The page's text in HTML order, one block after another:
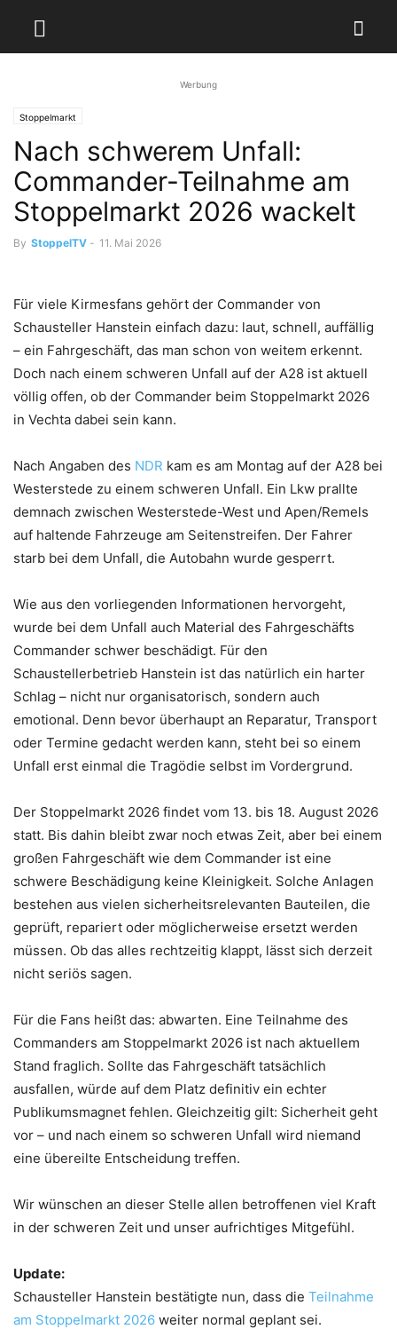
Werbung
Stoppelmarkt
Nach schwerem Unfall:
Commander-Teilnahme am
Stoppelmarkt 2026 wackelt
By StoppelTV - 11. Mai 2026
Für viele Kirmesfans gehört der Commander von
Schausteller Hanstein einfach dazu: laut, schnell, auffällig
– ein Fahrgeschäft, das man schon von weitem erkennt.
Doch nach einem schweren Unfall auf der A28 ist aktuell
völlig offen, ob der Commander beim Stoppelmarkt 2026
in Vechta dabei sein kann.
Nach Angaben des NDR kam es am Montag auf der A28 bei
Westerstede zu einem schweren Unfall. Ein Lkw prallte
demnach zwischen Westerstede-West und Apen/Remels
auf haltende Fahrzeuge am Seitenstreifen. Der Fahrer
starb bei dem Unfall, die Autobahn wurde gesperrt.
Wie aus den vorliegenden Informationen hervorgeht,
wurde bei dem Unfall auch Material des Fahrgeschäfts
Commander schwer beschädigt. Für den
Schaustellerbetrieb Hanstein ist das natürlich ein harter
Schlag – nicht nur organisatorisch, sondern auch
emotional. Denn bevor überhaupt an Reparatur, Transport
oder Termine gedacht werden kann, steht bei so einem
Unfall erst einmal die Tragödie selbst im Vordergrund.
Der Stoppelmarkt 2026 findet vom 13. bis 18. August 2026
statt. Bis dahin bleibt zwar noch etwas Zeit, aber bei einem
großen Fahrgeschäft wie dem Commander ist eine
schwere Beschädigung keine Kleinigkeit. Solche Anlagen
bestehen aus vielen sicherheitsrelevanten Bauteilen, die
geprüft, repariert oder möglicherweise ersetzt werden
müssen. Ob das alles rechtzeitig klappt, lässt sich derzeit
nicht seriös sagen.
Für die Fans heißt das: abwarten. Eine Teilnahme des
Commanders am Stoppelmarkt 2026 ist nach aktuellem
Stand fraglich. Sollte das Fahrgeschäft tatsächlich
ausfallen, würde auf dem Platz definitiv ein echter
Publikumsmagnet fehlen. Gleichzeitig gilt: Sicherheit geht
vor – und nach einem so schweren Unfall wird niemand
eine übereilte Entscheidung treffen.
Wir wünschen an dieser Stelle allen betroffenen viel Kraft
in der schweren Zeit und unser aufrichtiges Mitgefühl.
Update:
Schausteller Hanstein bestätigte nun, dass die Teilnahme
am Stoppelmarkt 2026 weiter normal geplant sei.